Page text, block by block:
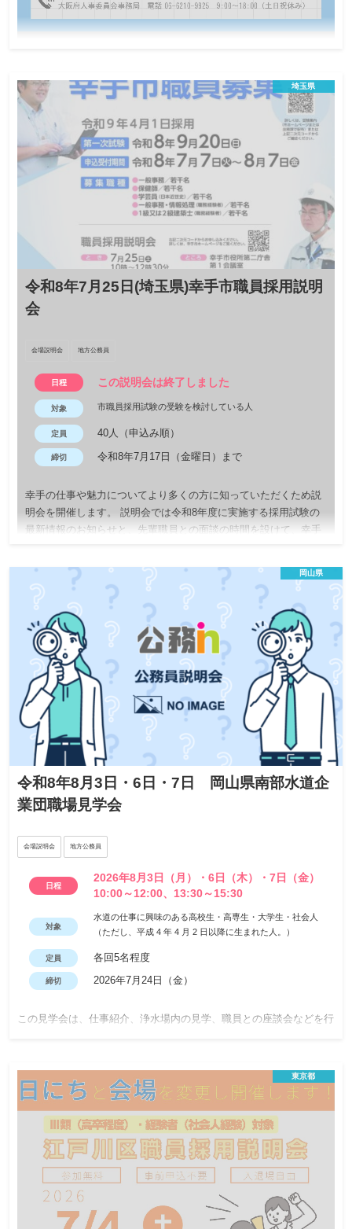
会場説明会
日程 この説明会は終了しました
大阪府職員採用試験（高校卒程度）の受験をお考えの方
※試験の受験資格は令和9年3月31日現在、18歳から21歳
の人です。（学歴及び職務経験は問いません。）
※今年度受験予定者向けに説明を行いますが、高校1年
生・2年生など最終学年以外の方でもご参加いただけま
す。
※保護者・進路指導担当教員の方も参加可能ですが、大阪
す。
定員 行政・警察行政：100名／技術：40名※先着順
大阪府職員業務説明会では、大阪府で働くやりがいや魅力につい
てお伝えするだけでなく、個別に皆さまからの質問や相談にお答
えします。
埼玉県
令和8年7月25日(埼玉県)幸手市職員採用説明
会
会場説明会 地方公務員
日程 この説明会は終了しました
対象 市職員採用試験の受験を検討している人
定員 40人（申込み順）
締切 令和8年7月17日（金曜日）まで
幸手の仕事や魅力についてより多くの方に知っていただくため説
明会を開催します。 説明会では令和8年度に実施する採用試験の
最新情報のお知らせと、先輩職員との面談の時間を設けて、幸手
参加を心よりお待ちしています。
岡山県
令和8年8月3日・6日・7日 岡山県南部水道企
業団職場見学会
会場説明会 地方公務員
日程
2026年8月3日（月）・6日（木）・7日（金）
10:00～12:00、13:30～15:30
対象
水道の仕事に興味のある高校生・高専生・大学生・社会人
（ただし、平成 4 年 4 月 2 日以降に生まれた人。）
定員 各回5名程度
締切 2026年7月24日（金）
この見学会は、仕事紹介、浄水場内の見学、職員との座談会などを行
や民間企業を志望されている方もお気軽にご参加ください。東京都